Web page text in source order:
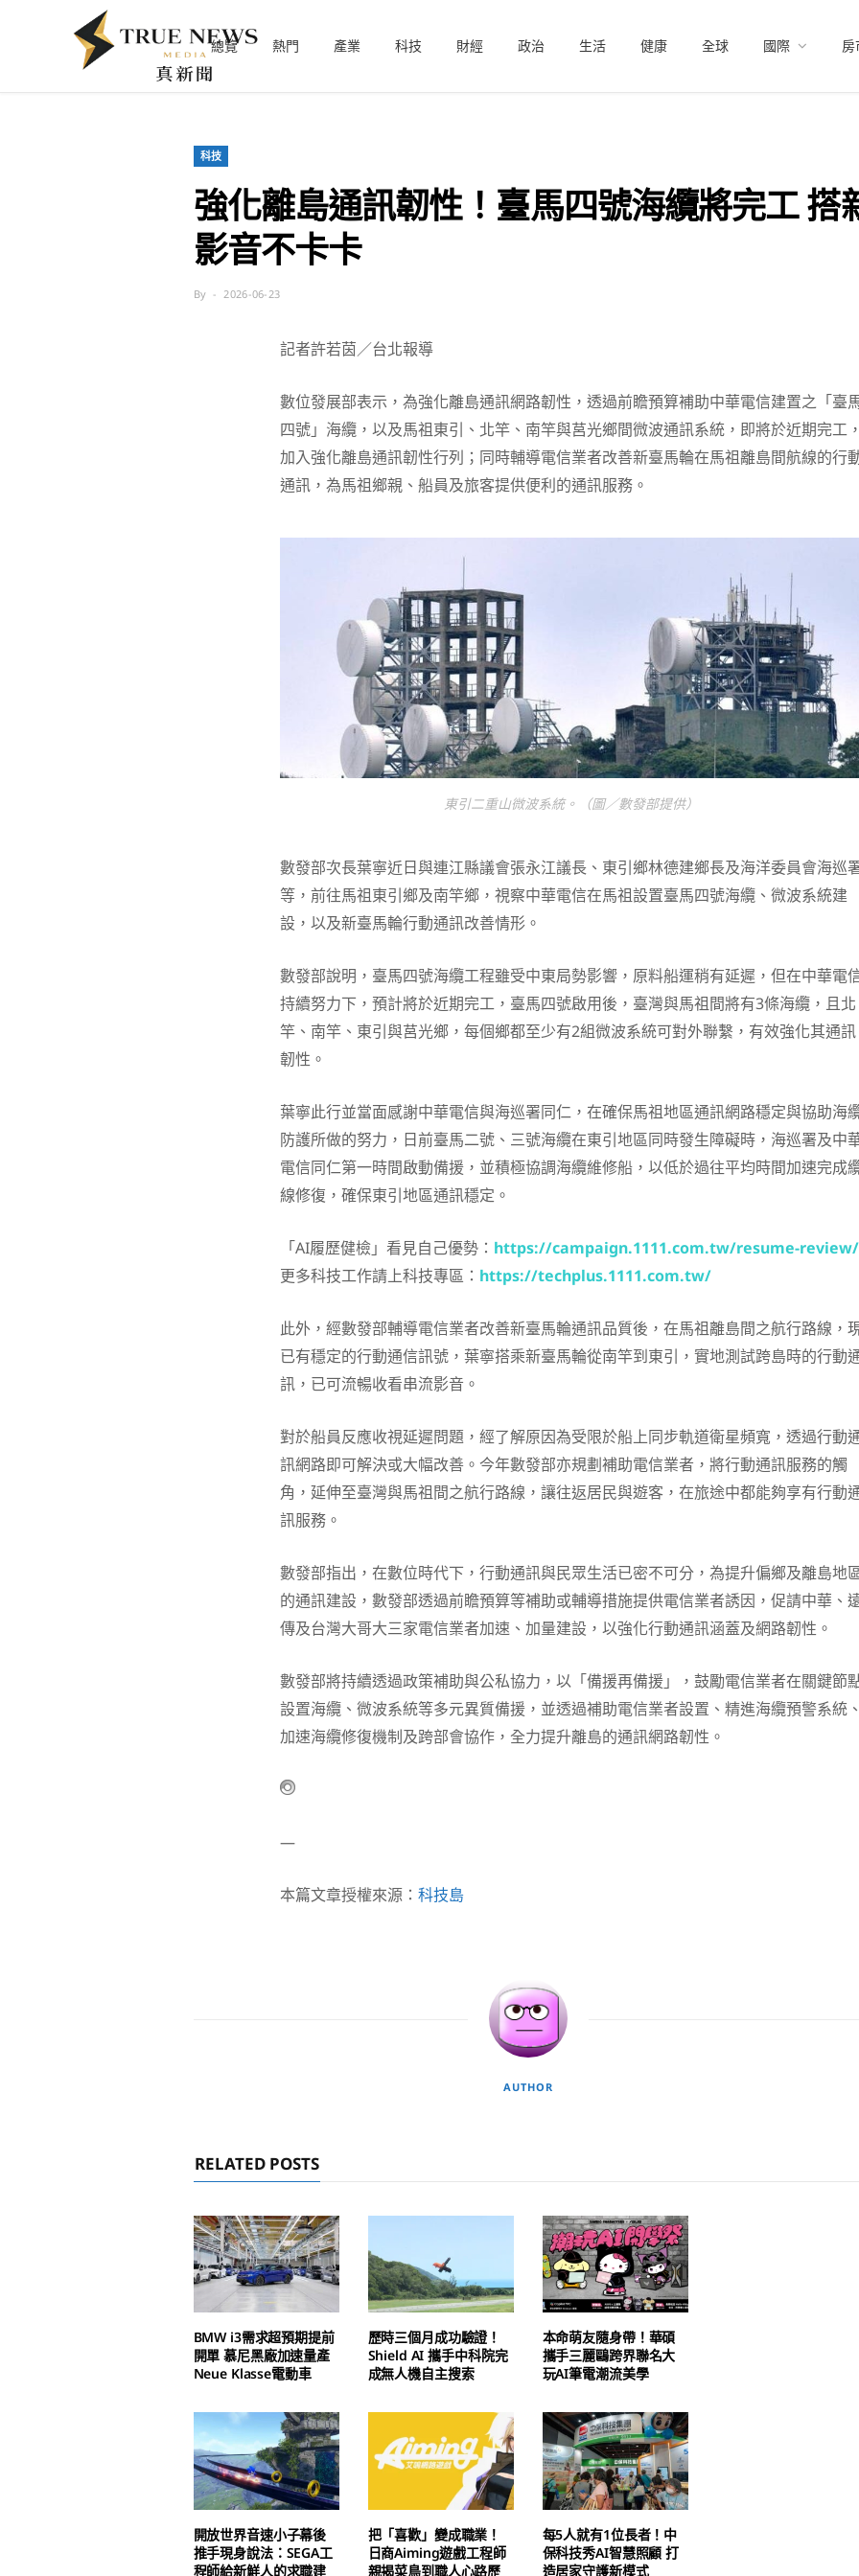
總覽 熱門 產業 科技 財經 政治 生活 健康 全球 國際 房
科技
強化離島通訊韌性！臺馬四號海纜將完工 搭
影音不卡卡
By 2026-06-23
記者許若茵／台北報導
數位發展部表示，為強化離島通訊網路韌性，透過前瞻預算補助中華電信建置之「臺
四號」海纜，以及馬祖東引、北竿、南竿與莒光鄉間微波通訊系統，即將於近期完工，
加入強化離島通訊韌性行列；同時輔導電信業者改善新臺馬輪在馬祖離島間航線的行
通訊，為馬祖鄉親、船員及旅客提供便利的通訊服務。
東引二重山微波系統。（圖／數發部提供）
數發部次長葉寧近日與連江縣議會張永江議長、東引鄉林德建鄉長及海洋委員會海巡
等，前往馬祖東引鄉及南竿鄉，視察中華電信在馬祖設置臺馬四號海纜、微波系統建
設，以及新臺馬輪行動通訊改善情形。
數發部說明，臺馬四號海纜工程雖受中東局勢影響，原料船運稍有延遲，但在中華電
持續努力下，預計將於近期完工，臺馬四號啟用後，臺灣與馬祖間將有3條海纜，且北
竿、南竿、東引與莒光鄉，每個鄉都至少有2組微波系統可對外聯繫，有效強化其通訊
韌性。
葉寧此行並當面感謝中華電信與海巡署同仁，在確保馬祖地區通訊網路穩定與協助海
防護所做的努力，日前臺馬二號、三號海纜在東引地區同時發生障礙時，海巡署及中
電信同仁第一時間啟動備援，並積極協調海纜維修船，以低於過往平均時間加速完成
線修復，確保東引地區通訊穩定。
「AI履歷健檢」看見自己優勢： https://campaign.1111.com.tw/resume-review/
更多科技工作請上科技專區： https://techplus.1111.com.tw/
此外，經數發部輔導電信業者改善新臺馬輪通訊品質後，在馬祖離島間之航行路線，
已有穩定的行動通信訊號，葉寧搭乘新臺馬輪從南竿到東引，實地測試跨島時的行動
訊，已可流暢收看串流影音。
對於船員反應收視延遲問題，經了解原因為受限於船上同步軌道衛星頻寬，透過行動
訊網路即可解決或大幅改善。今年數發部亦規劃補助電信業者，將行動通訊服務的觸
角，延伸至臺灣與馬祖間之航行路線，讓往返居民與遊客，在旅途中都能夠享有行動
訊服務。
數發部指出，在數位時代下，行動通訊與民眾生活已密不可分，為提升偏鄉及離島地
的通訊建設，數發部透過前瞻預算等補助或輔導措施提供電信業者誘因，促請中華、
傳及台灣大哥大三家電信業者加速、加量建設，以強化行動通訊涵蓋及網路韌性。
數發部將持續透過政策補助與公私協力，以「備援再備援」，鼓勵電信業者在關鍵節
設置海纜、微波系統等多元異質備援，並透過補助電信業者設置、精進海纜預警系統、
加速海纜修復機制及跨部會協作，全力提升離島的通訊網路韌性。
—
本篇文章授權來源： 科技島
AUTHOR
RELATED POSTS
BMW i3需求超預期提前
開單 慕尼黑廠加速量產
Neue Klasse電動車
歷時三個月成功驗證！
Shield AI 攜手中科院完
成無人機自主搜索
本命萌友隨身帶！華碩
攜手三麗鷗跨界聯名大
玩AI筆電潮流美學
開放世界音速小子幕後
推手現身說法：SEGA工
程師給新鮮人的求職建
把「喜歡」變成職業！
日商Aiming遊戲工程師
親揭菜鳥到職人心路歷
每5人就有1位長者！中
保科技秀AI智慧照顧 打
造居家守護新模式